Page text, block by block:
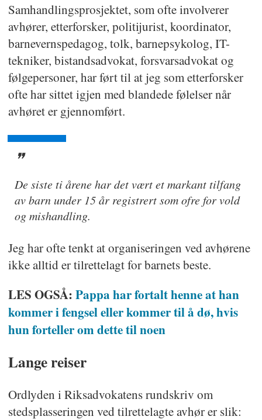
Samhandlingsprosjektet, som ofte involverer
avhører, etterforsker, politijurist, koordinator,
barnevernspedagog, tolk, barnepsykolog, IT-
tekniker, bistandsadvokat, forsvarsadvokat og
følgepersoner, har ført til at jeg som etterforsker
ofte har sittet igjen med blandede følelser når
avhøret er gjennomført.
De siste ti årene har det vært et markant tilfang
av barn under 15 år registrert som ofre for vold
og mishandling.
Jeg har ofte tenkt at organiseringen ved avhørene
ikke alltid er tilrettelagt for barnets beste.
LES OGSÅ:Pappa har fortalt henne at han
kommer i fengsel eller kommer til å dø, hvis
hun forteller om dette til noen
Lange reiser
Ordlyden i Riksadvokatens rundskriv om
stedsplasseringen ved tilrettelagte avhør er slik: